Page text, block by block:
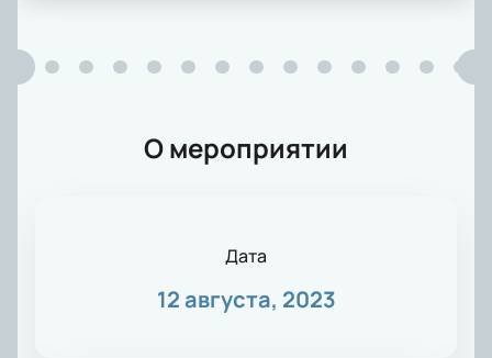
О мероприятии
Дата
12 августа, 2023